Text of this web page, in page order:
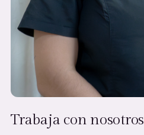
Trabaja con nosotros